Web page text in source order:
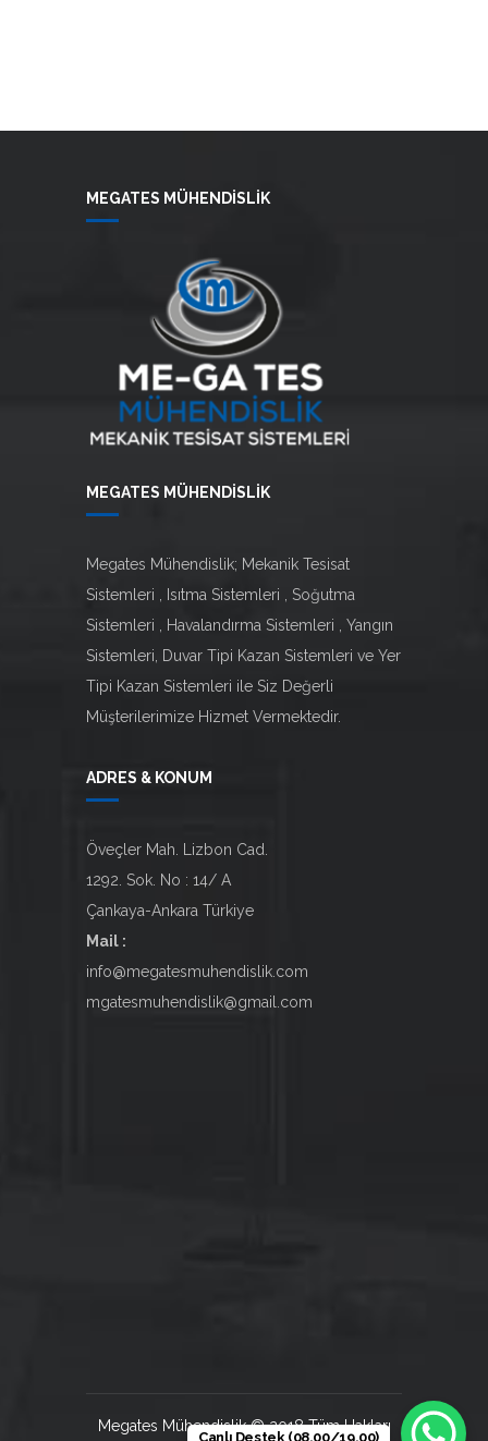
MEGATES MÜHENDİSLİK
MEGATES MÜHENDİSLİK
Megates Mühendislik; Mekanik Tesisat
Sistemleri , Isıtma Sistemleri , Soğutma
Sistemleri , Havalandırma Sistemleri , Yangın
Sistemleri, Duvar Tipi Kazan Sistemleri ve Yer
Tipi Kazan Sistemleri ile Siz Değerli
Müşterilerimize Hizmet Vermektedir.
ADRES & KONUM
Öveçler Mah. Lizbon Cad.
1292. Sok. No : 14/ A
Çankaya-Ankara Türkiye
Mail :
info@megatesmuhendislik.com
mgatesmuhendislik@gmail.com
Megates Mühendislik © 2018 Tüm Hakları
Canlı Destek (08.00/19.00)